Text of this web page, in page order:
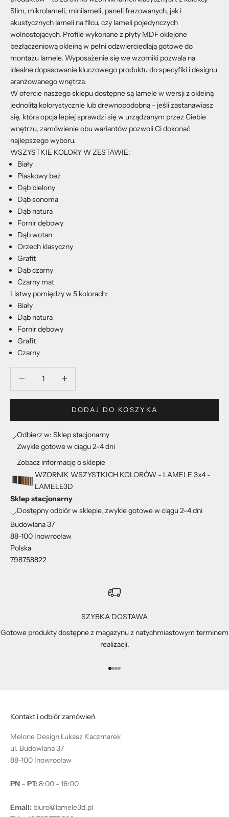
Slim, mikrolameli, minilameli, paneli frezowanych, jak i
akustycznych lameli na filcu, czy lameli pojedynczych
wolnostojących. Profile wykonane z płyty MDF oklejone
bezłączeniową okleiną w pełni odzwierciedlają gotowe do
montażu lamele. Wyposażenie się we wzorniki pozwala na
idealne dopasowanie kluczowego produktu do specyfiki i designu
aranżowanego wnętrza.
W ofercie naszego sklepu dostępne są lamele w wersji z okleiną
jednolitą kolorystycznie lub drewnopodobną - jeśli zastanawiasz
się, która opcja lepiej sprawdzi się w urządzanym przez Ciebie
wnętrzu, zamówienie obu wariantów pozwoli Ci dokonać
najlepszego wyboru.
WSZYSTKIE KOLORY W ZESTAWIE:
Biały
Piaskowy beż
Dąb bielony
Dąb sonoma
Dąb natura
Fornir dębowy
Dąb wotan
Orzech klasyczny
Grafit
Dąb czarny
Czarny mat
Listwy pomiędzy w 5 kolorach:
Biały
Dąb natura
Fornir dębowy
Grafit
Czarny
DODAJ DO KOSZYKA
Odbierz w: Sklep stacjonarny
Zwykle gotowe w ciągu 2-4 dni
Zobacz informację o sklepie
WZORNIK WSZYSTKICH KOLORÓW - LAMELE 3x4 -
LAMELE3D
Sklep stacjonarny
Dostępny odbiór w sklepie, zwykle gotowe w ciągu 2-4 dni
Budowlana 37
88-100 Inowrocław
Polska
798758822
SZYBKA DOSTAWA
Gotowe produkty dostępne z magazynu z natychmiastowym terminem
realizacji.
Przejdź do 1
Przejdź do 2
Przejdź do 3
Przejdź do 4
Kontakt i odbiór zamówień
Melone Design Łukasz Kaczmarek
ul. Budowlana 37
88-100 Inowrocław
PN – PT:8:00 - 16:00
Email: biuro@lamele3d.pl